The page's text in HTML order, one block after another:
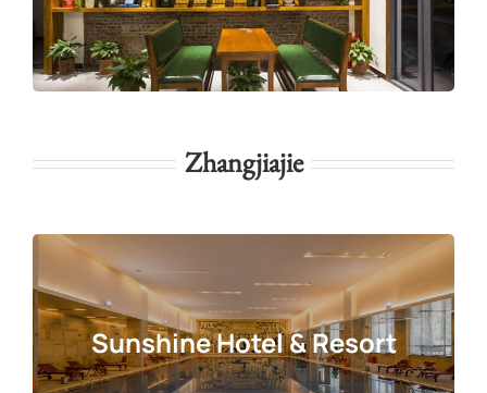
Zhangjiajie
Sunshine Hotel & Resort